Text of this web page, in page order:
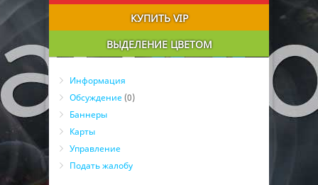
КУПИТЬ VIP
ВЫДЕЛЕНИЕ ЦВЕТОМ
Информация
Обсуждение (0)
Баннеры
Карты
Управление
Подать жалобу